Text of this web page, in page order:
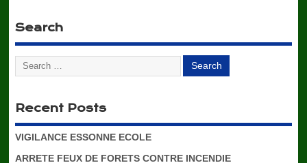
Search
Recent Posts
VIGILANCE ESSONNE ECOLE
ARRETE FEUX DE FORETS CONTRE INCENDIE